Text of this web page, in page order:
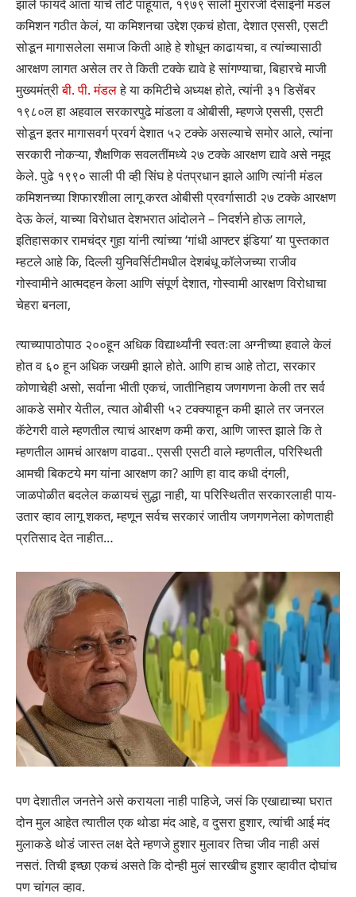
झाले फायदे आता याचे तोटे पाहूयात, १९७९ साली मुरारजी देसाइंनी मंडल
कमिशन गठीत केलं, या कमिशनचा उद्देश एकचं होता, देशात एससी, एसटी
सोडून मागासलेला समाज किती आहे हे शोधून काढायचा, व त्यांच्यासाठी
आरक्षण लागत असेल तर ते किती टक्के द्यावे हे सांगण्याचा, बिहारचे माजी
मुख्यमंत्रीबी. पी. मंडलहे या कमिटीचे अध्यक्ष होते, त्यांनी ३१ डिसेंबर
१९८०ल हा अहवाल सरकारपुढे मांडला व ओबीसी, म्हणजे एससी, एसटी
सोडून इतर मागासवर्ग प्रवर्ग देशात ५२ टक्के असल्याचे समोर आले, त्यांना
सरकारी नोकऱ्या, शैक्षणिक सवलतींमध्ये २७ टक्के आरक्षण द्यावे असे नमूद
केले. पुढे १९९० साली पी व्ही सिंघ हे पंतप्रधान झाले आणि त्यांनी मंडल
कमिशनच्या शिफारशीला लागू करत ओबीसी प्रवर्गासाठी २७ टक्के आरक्षण
देऊ केलं, याच्या विरोधात देशभरात आंदोलने – निदर्शने होऊ लागले,
इतिहासकार रामचंद्र गुहा यांनी त्यांच्या ‘गांधी आफ्टर इंडिया’ या पुस्तकात
म्हटले आहे कि, दिल्ली युनिवर्सिटीमधील देशबंधू कॉलेजच्या राजीव
गोस्वामीने आत्मदहन केला आणि संपूर्ण देशात, गोस्वामी आरक्षण विरोधाचा
चेहरा बनला,
त्याच्यापाठोपाठ २००हून अधिक विद्यार्थ्यांनी स्वतःला अग्नीच्या हवाले केलं
होत व ६० हून अधिक जखमी झाले होते. आणि हाच आहे तोटा, सरकार
कोणाचेही असो, सर्वाना भीती एकचं, जातीनिहाय जणगणना केली तर सर्व
आकडे समोर येतील, त्यात ओबीसी ५२ टक्क्याहून कमी झाले तर जनरल
कॅटेगरी वाले म्हणतील त्याचं आरक्षण कमी करा, आणि जास्त झाले कि ते
म्हणतील आमचं आरक्षण वाढवा.. एससी एसटी वाले म्हणतील, परिस्थिती
आमची बिकटये मग यांना आरक्षण का? आणि हा वाद कधी दंगली,
जाळपोळीत बदलेल कळायचं सुद्धा नाही, या परिस्थितीत सरकारलाही पाय-
उतार व्हाव लागू शकत, म्हणून सर्वच सरकारं जातीय जणगणनेला कोणताही
प्रतिसाद देत नाहीत…
पण देशातील जनतेने असे करायला नाही पाहिजे, जसं कि एखाद्याच्या घरात
दोन मुल आहेत त्यातील एक थोडा मंद आहे, व दुसरा हुशार, त्यांची आई मंद
मुलाकडे थोडं जास्त लक्ष देते म्हणजे हुशार मुलावर तिचा जीव नाही असं
नसतं. तिची इच्छा एकचं असते कि दोन्ही मुलं सारखीच हुशार व्हावीत दोघांच
पण चांगल व्हाव.